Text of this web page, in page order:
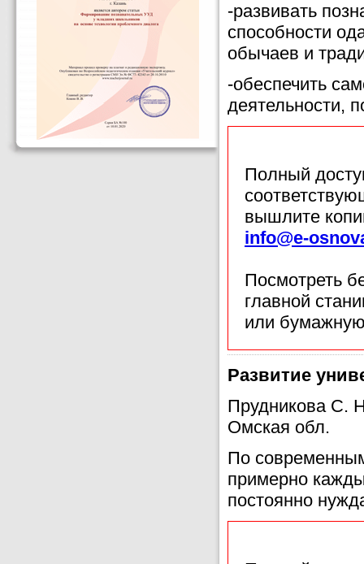
-развивать
способности
обычаев и
-обеспечить
деятельности,
Полный
вышлите
info@e-
Посмотреть
главной
или
Развитие
Прудникова С.
Омская обл.
По
примерно
постоянно